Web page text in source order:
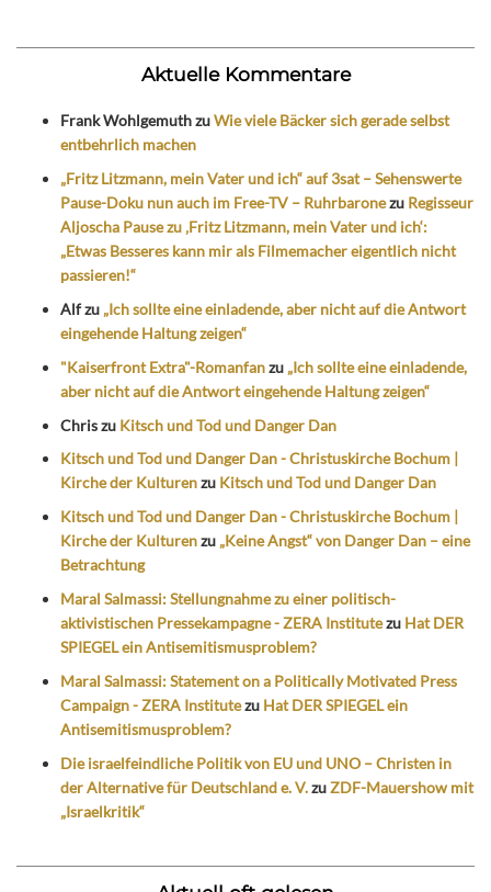
Aktuelle Kommentare
Frank WohlgemuthzuWie viele Bäcker sich gerade selbst
entbehrlich machen
„Fritz Litzmann, mein Vater und ich“ auf 3sat – Sehenswerte
Pause-Doku nun auch im Free-TV – Ruhrbaronezu Regisseur
Aljoscha Pause zu ‚Fritz Litzmann, mein Vater und ich‘:
„Etwas Besseres kann mir als Filmemacher eigentlich nicht
passieren!“
Alfzu „Ich sollte eine einladende, aber nicht auf die Antwort
eingehende Haltung zeigen“
"Kaiserfront Extra"-Romanfanzu „Ich sollte eine einladende,
aber nicht auf die Antwort eingehende Haltung zeigen“
Chriszu Kitsch und Tod und Danger Dan
Kitsch und Tod und Danger Dan - Christuskirche Bochum |
Kirche der Kulturenzu Kitsch und Tod und Danger Dan
Kitsch und Tod und Danger Dan - Christuskirche Bochum |
Kirche der Kulturenzu „Keine Angst“ von Danger Dan – eine
Betrachtung
Maral Salmassi: Stellungnahme zu einer politisch-
aktivistischen Pressekampagne - ZERA Institutezu Hat DER
SPIEGEL ein Antisemitismusproblem?
Maral Salmassi: Statement on a Politically Motivated Press
Campaign - ZERA Institutezu Hat DER SPIEGEL ein
Antisemitismusproblem?
Die israelfeindliche Politik von EU und UNO – Christen in
der Alternative für Deutschland e. V.zuZDF-Mauershow mit
„Israelkritik“